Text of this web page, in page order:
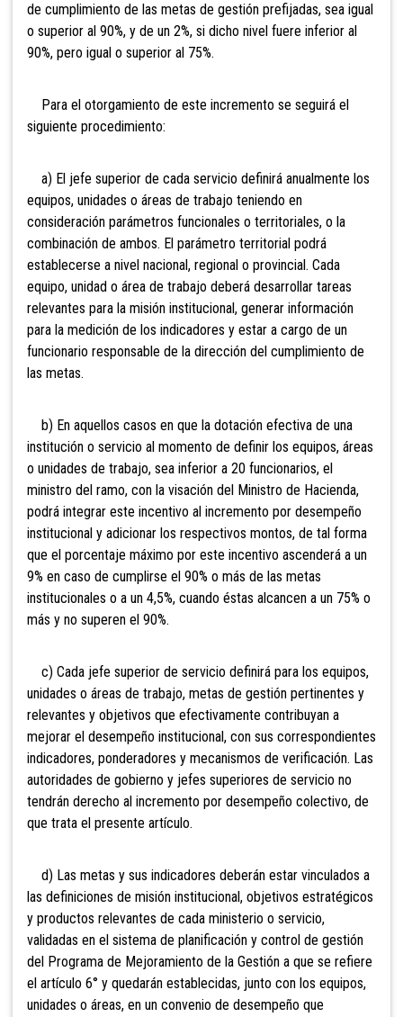
de cumplimiento de las metas de gestión prefijadas, sea igual
o superior al 90%, y de un 2%, si dicho nivel fuere inferior al
90%, pero igual o superior al 75%.
Para el otorgamiento de este incremento se seguirá el
siguiente procedimiento:
a) El jefe superior de cada servicio definirá anualmente los
equipos, unidades o áreas de trabajo teniendo en
consideración parámetros funcionales o territoriales, o la
combinación de ambos. El parámetro territorial podrá
establecerse a nivel nacional, regional o provincial. Cada
equipo, unidad o área de trabajo deberá desarrollar tareas
relevantes para la misión institucional, generar información
para la medición de los indicadores y estar a cargo de un
funcionario responsable de la dirección del cumplimiento de
las metas.
b) En aquellos casos en que la dotación efectiva de una
institución o servicio al momento de definir los equipos, áreas
o unidades de trabajo, sea inferior a 20 funcionarios, el
ministro del ramo, con la visación del Ministro de Hacienda,
podrá integrar este incentivo al incremento por desempeño
institucional y adicionar los respectivos montos, de tal forma
que el porcentaje máximo por este incentivo ascenderá a un
9% en caso de cumplirse el 90% o más de las metas
institucionales o a un 4,5%, cuando éstas alcancen a un 75% o
más y no superen el 90%.
c) Cada jefe superior de servicio definirá para los equipos,
unidades o áreas de trabajo, metas de gestión pertinentes y
relevantes y objetivos que efectivamente contribuyan a
mejorar el desempeño institucional, con sus correspondientes
indicadores, ponderadores y mecanismos de verificación. Las
autoridades de gobierno y jefes superiores de servicio no
tendrán derecho al incremento por desempeño colectivo, de
que trata el presente artículo.
d) Las metas y sus indicadores deberán estar vinculados a
las definiciones de misión institucional, objetivos estratégicos
y productos relevantes de cada ministerio o servicio,
validadas en el sistema de planificación y control de gestión
del Programa de Mejoramiento de la Gestión a que se refiere
el artículo 6° y quedarán establecidas, junto con los equipos,
unidades o áreas, en un convenio de desempeño que